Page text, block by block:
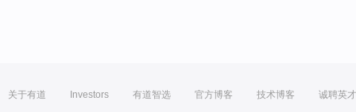
关于有道 Investors 有道智选 官方博客 技术博客 诚聘英才